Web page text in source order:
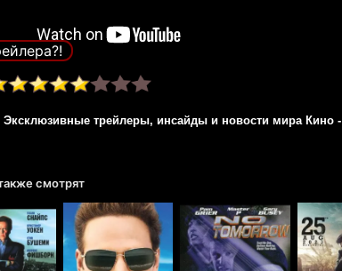
Эксклюзивные трейлеры, инсайды и новости мира Кино -
смотрят